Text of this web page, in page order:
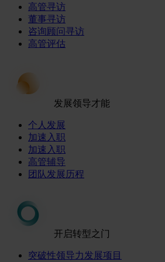
高管寻访
董事寻访
咨询顾问寻访
高管评估
发展领导才能
个人发展
加速入职
加速入职
高管辅导
团队发展历程
开启转型之门
突破性领导力发展项目